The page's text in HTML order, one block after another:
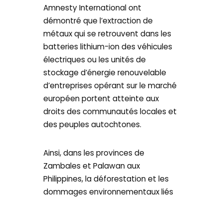
Amnesty International ont
démontré que l’extraction de
métaux qui se retrouvent dans les
batteries lithium-ion des véhicules
électriques ou les unités de
stockage d’énergie renouvelable
d’entreprises opérant sur le marché
européen portent atteinte aux
droits des communautés locales et
des peuples autochtones.
Ainsi, dans les provinces de
Zambales et Palawan aux
Philippines, la déforestation et les
dommages environnementaux liés